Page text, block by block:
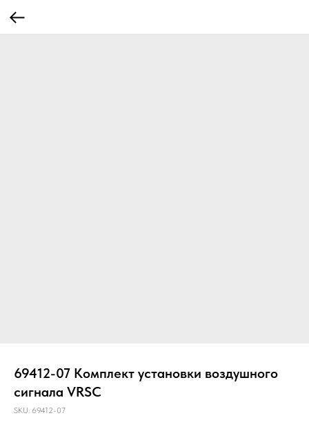
69412-07 Комплект установки воздушного
сигнала VRSC
SKU: 69412-07